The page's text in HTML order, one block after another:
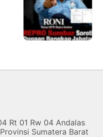
Rt 01 Rw 04 Andalas
Sumatera Barat